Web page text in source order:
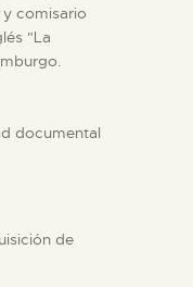
comisario
"La
documental
de